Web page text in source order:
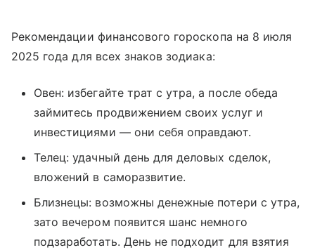
Рекомендации финансового гороскопа на 8 июля
2025 года для всех знаков зодиака:
Овен: избегайте трат с утра, а после обеда
займитесь продвижением своих услуг и
инвестициями — они себя оправдают.
Телец: удачный день для деловых сделок,
вложений в саморазвитие.
Близнецы: возможны денежные потери с утра,
зато вечером появится шанс немного
подзаработать. День не подходит для взятия